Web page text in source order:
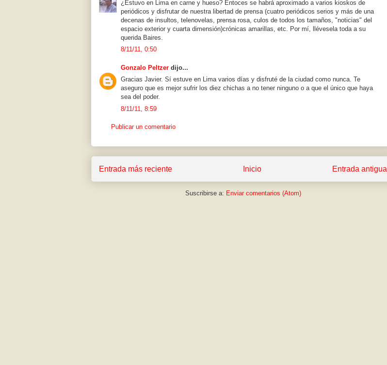
¿Estuvo en Lima en carne y hueso? Entoces se habrá aproximado a varios kioskos de
periódicos y disfrutar de nuestra libertad de prensa (cuatro periódicos serios y más de una
decenas de insultos, telenovelas, prensa rosa, culos de todos los tamaños, "noticias" del
espacio exterior y cuarta dimensión)crónicas amarillas, etc. Por mí, llévesela toda a su
querida Baires.
8/11/11, 0:50
Gonzalo Peltzer dijo...
Gracias Javier. Sí estuve en Lima varios días y disfruté de la ciudad como nunca. Te
aseguro que es mejor sufrir los diez chichas a no tener ninguno o a que el único que haya
sea del poder.
8/11/11, 8:59
Publicar un comentario
Entrada más reciente Entrada antigua
Inicio
Suscribirse a: Enviar comentarios (Atom)